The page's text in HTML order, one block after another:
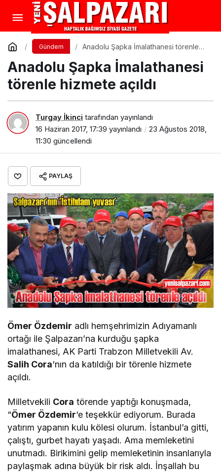
Gündem
Anadolu Şapka İmalathanesi törenle
Anadolu Şapka İmalathanesi
törenle hizmete açıldı
Turgay İkinci tarafından yayınlandı
16 Haziran 2017, 17:39 yayınlandı
23 Ağustos 2018,
11:30 güncellendi
PAYLAŞ
Ömer Özdemir adlı hemşehrimizin Adıyamanlı
ortağı ile Şalpazarı’na kurduğu şapka
imalathanesi, AK Parti Trabzon Milletvekili Av.
Salih Cora‘nın da katıldığı bir törenle hizmete
açıldı.
Milletvekili Cora törende yaptığı konuşmada,
“Ömer Özdemir‘e teşekkür ediyorum. Burada
yatırım yapanın kulu kölesi olurum. İstanbul’a gitti,
çalıştı, gurbet hayatı yaşadı. Ama memleketini
unutmadı. Birikimini gelip memleketinin insanlarıyla
paylaşmak adına büyük bir risk aldı. İnşallah bu